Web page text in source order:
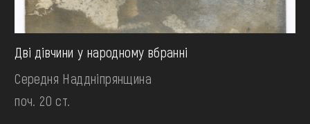
Дві дівчини у народному вбранні
Середня Наддніпрянщина
поч. 20 ст.